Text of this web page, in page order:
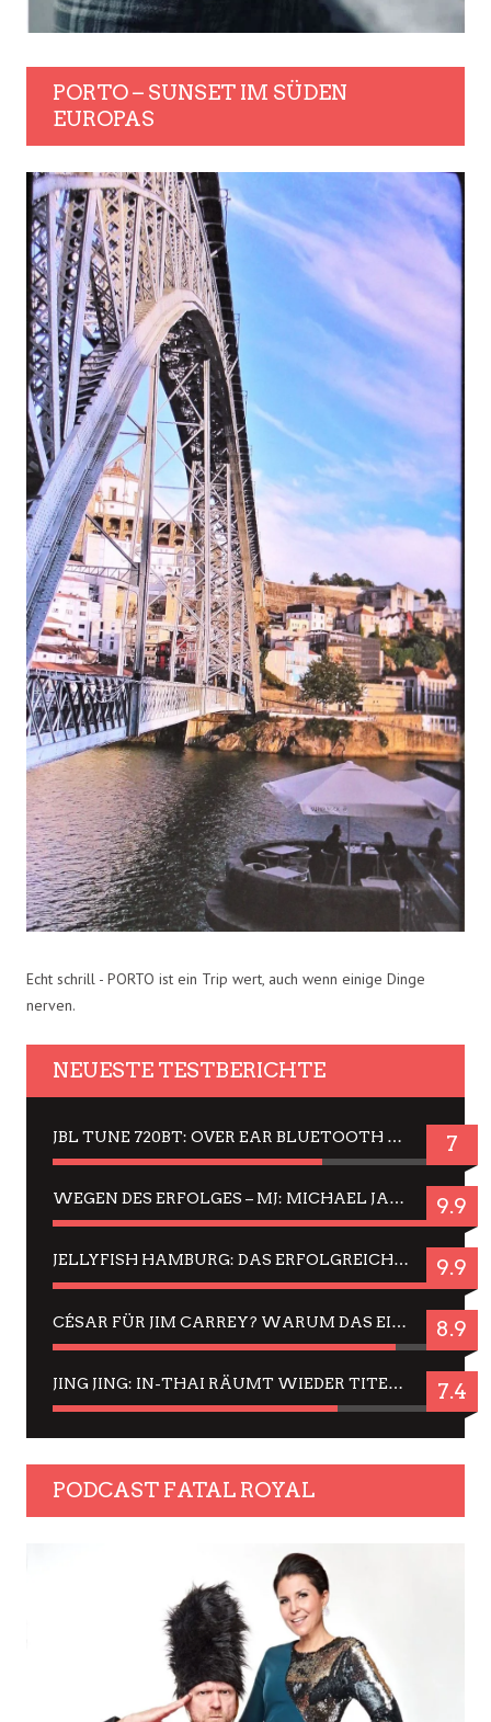
PORTO – SUNSET IM SÜDEN
EUROPAS
Echt schrill - PORTO ist ein Trip wert, auch wenn einige Dinge
nerven.
NEUESTE TESTBERICHTE
JBL TUNE 720BT: OVER EAR BLUETOOTH KOPFHÖRER UM DIE 50,-€ IM DAUER-TEST 7
WEGEN DES ERFOLGES – MJ: MICHAEL JACKSON MUSICAL IN EINER MATINEE SEHEN 9.9
JELLYFISH HAMBURG: DAS ERFOLGREICHE SOMMER-MENÜ 2025 IN GEFÜHLEN UND BILDERN 9.9
CÉSAR FÜR JIM CARREY? WARUM DAS EINER DER NERVIGSTEN ACTORS IST UND BLEIBT 8.9
JING JING: IN-THAI RÄUMT WIEDER TITEL AB – EIN ZWEI-STUNDEN-ERLEBNISBERICHT 7.4
PODCAST FATAL ROYAL